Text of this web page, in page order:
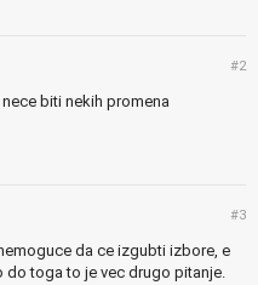
#2
biti nekih promena
#3
da ce izgubti izbore, e
toga to je vec drugo pitanje.